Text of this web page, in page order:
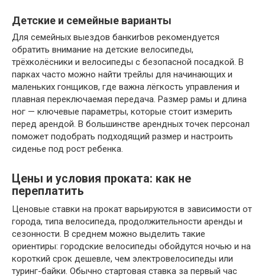
Детские и семейные варианты
Для семейных выездов банкиrbов рекомендуется
обратить внимание на детские велосипеды,
трёхколёсники и велосипеды с безопасной посадкой. В
парках часто можно найти трейлы для начинающих и
маленьких гонщиков, где важна лёгкость управления и
плавная переключаемая передача. Размер рамы и длина
ног — ключевые параметры, которые стоит измерить
перед арендой. В большинстве арендных точек персонал
поможет подобрать подходящий размер и настроить
сиденье под рост ребенка.
Цены и условия проката: как не
переплатить
Ценовые ставки на прокат варьируются в зависимости от
города, типа велосипеда, продолжительности аренды и
сезонности. В среднем можно выделить такие
ориентиры: городские велосипеды обойдутся ночью и на
короткий срок дешевле, чем электровелосипеды или
туринг-байки. Обычно стартовая ставка за первый час